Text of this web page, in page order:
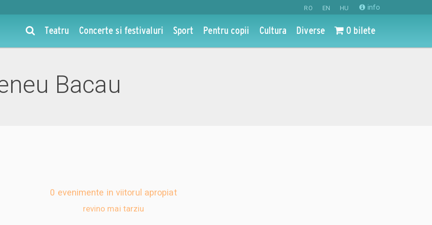
RO EN HU info
Teatru Concerte si festivaluri Sport Pentru copii Cultura Diverse 0 bilete
Bacau
0 evenimente in viitorul apropiat
revino mai tarziu